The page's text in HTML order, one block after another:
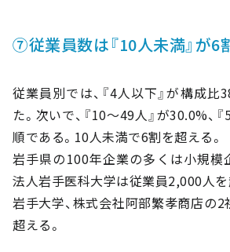
⑦従業員数は『10人未満』が6
従業員別では、『4人以下』が構成
た。次いで、『10～49人』が30.0%、
順である。10人未満で6割を超える。
岩手県の100年企業の多くは小規模
法人岩手医科大学は従業員2,000人を
岩手大学、株式会社阿部繁孝商店の
超える。